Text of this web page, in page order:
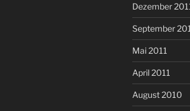
Dezember
September
Mai 2011
April 2011
August 2010